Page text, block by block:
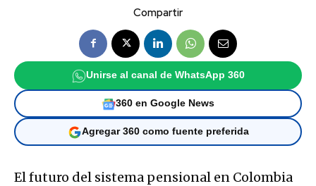
Compartir
Unirse al canal de WhatsApp 360
360 en Google News
Agregar 360 como fuente preferida
El futuro del sistema pensional en Colombia